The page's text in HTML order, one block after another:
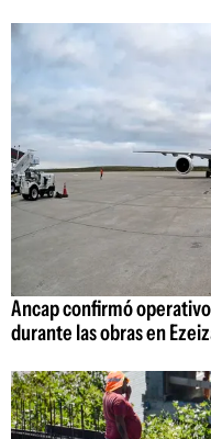
Ancap confirmó
durante las obras en